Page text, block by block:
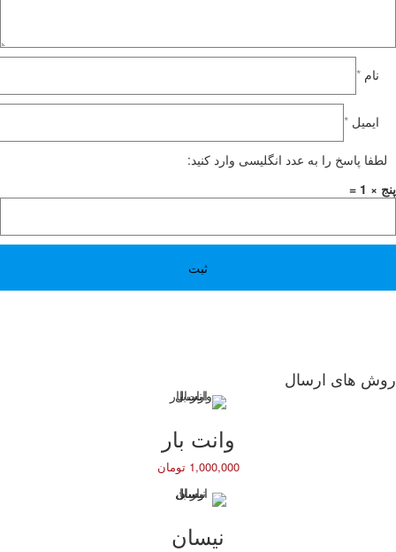
نام *
ایمیل *
لطفا پاسخ را به عدد انگلیسی وارد کنید:
پنج × 1 =
روش های ارسال
وانت بار
1,000,000 تومان
نیسان